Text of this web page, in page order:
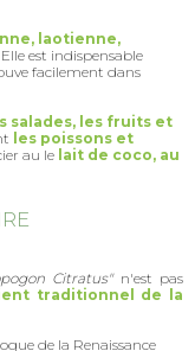
laotienne,
Elle est indispensable
facilement dans
salades, les fruits et
les poissons et
au le lait de coco, au
Citratus" n'est pas
traditionnel de la
de la Renaissance